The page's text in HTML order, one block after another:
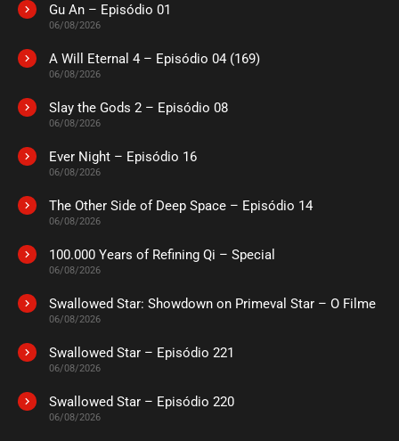
Gu An – Episódio 01
06/08/2026
A Will Eternal 4 – Episódio 04 (169)
06/08/2026
Slay the Gods 2 – Episódio 08
06/08/2026
Ever Night – Episódio 16
06/08/2026
The Other Side of Deep Space – Episódio 14
06/08/2026
100.000 Years of Refining Qi – Special
06/08/2026
Swallowed Star: Showdown on Primeval Star – O Filme
06/08/2026
Swallowed Star – Episódio 221
06/08/2026
Swallowed Star – Episódio 220
06/08/2026